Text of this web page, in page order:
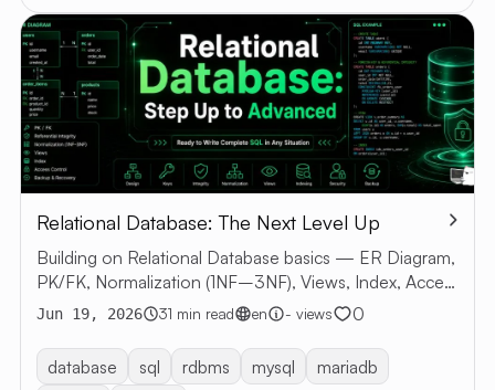
Relational Database: The Next Level Up
Building on Relational Database basics — ER Diagram,
PK/FK, Normalization (1NF–3NF), Views, Index, Access
Control, Backup & Recovery with SQL examples
Jun 19, 2026 31 min read en - views 0
database sql rdbms mysql
mariadb